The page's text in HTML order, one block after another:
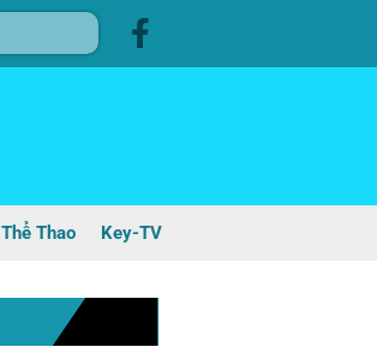
Thể Thao Key-TV